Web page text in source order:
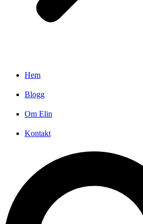
Hem
Blogg
Om Elin
Kontakt